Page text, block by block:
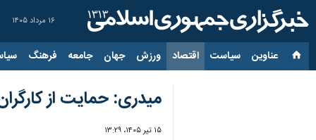
۱۶ مرداد ۱۴۰۵
عناوین‌ سیاست اقتصاد ورزش جهان جامعه فرهنگ
میدری: حمایت از
۱۵ تیر ۱۴۰۵، ۱۳:۲۹